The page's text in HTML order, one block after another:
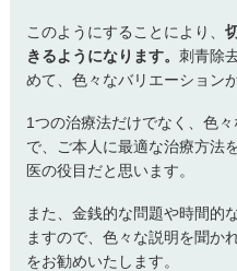
このようにすることにより、
きるようになります。 刺青除
めて、色々なバリエーション
1つの治療法だけでなく、色
で、ご本人に最適な治療方法
医の役目だと思います。
また、金銭的な問題や時間的
ますので、色々な説明を聞か
をお勧めいたします。